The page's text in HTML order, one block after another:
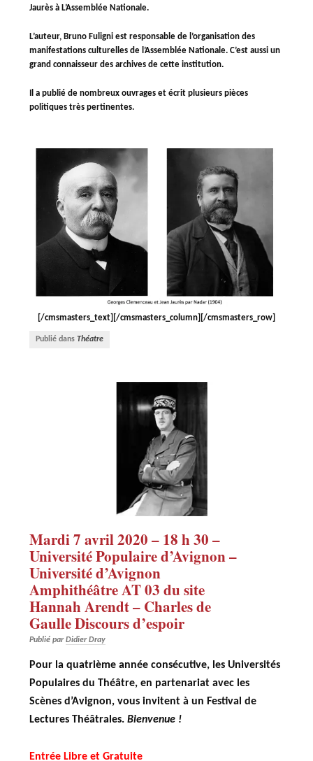
Jaurès à L’Assemblée Nationale.
L’auteur, Bruno Fuligni est responsable de l’organisation des
manifestations culturelles de l’Assemblée Nationale. C’est aussi un
grand connaisseur des archives de cette institution.
Il a publié de nombreux ouvrages et écrit plusieurs pièces
politiques très pertinentes.
[/cmsmasters_text][/cmsmasters_column][/cmsmasters_row]
Publié dansThéatre
Mardi 7 avril 2020 – 18 h 30 –
Université Populaire d’Avignon –
Université d’Avignon
Amphithéâtre AT 03 du site
Hannah Arendt – Charles de
Gaulle Discours d’espoir
Publié parDidier Dray
Pour la quatrième année consécutive, les Universités
Populaires du Théâtre, en partenariat avec les
Scènes d’Avignon, vous invitent à un Festival de
Lectures Théâtrales.Bienvenue !
Entrée Libre et Gratuite